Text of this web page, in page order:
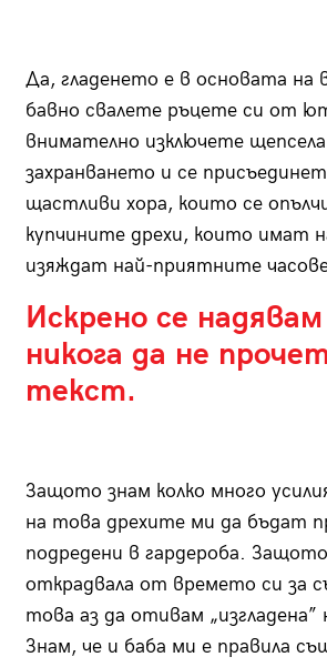
Да, гладенето е в основата на
бавно свалете ръцете си от
внимателно изключете
захранването и се
щастливи хора, които се
купчините дрехи, които имат
изяждат най-приятните
Искрено се
никога да не
текст.
Защото знам колко много
на това дрехите ми да бъдат
подредени в гардероба.
открадвала от времето си за
това аз да отивам „изгладена”
Знам, че и баба ми е правила